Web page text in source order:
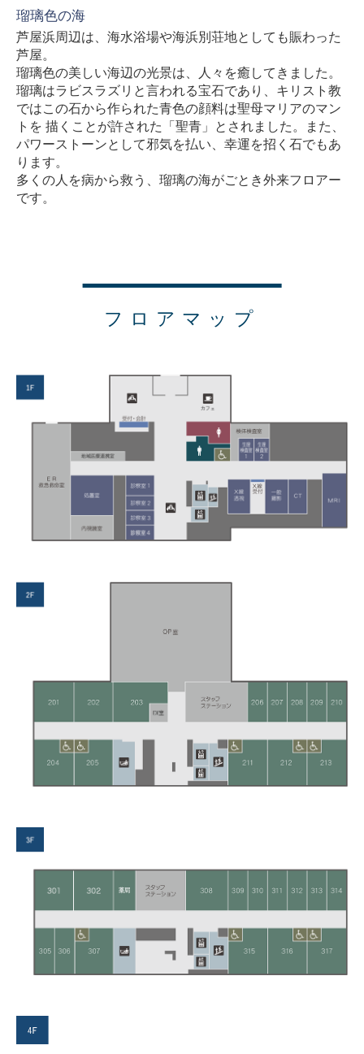
瑠璃色の海
芦屋浜周辺は、海水浴場や海浜別荘地としても賑わった
芦屋。
瑠璃色の美しい海辺の光景は、人々を癒してきました。
瑠璃はラビスラズリと言われる宝石であり、キリスト教
ではこの石から作られた青色の顔料は聖母マリアのマン
トを 描くことが許された「聖青」とされました。また、
パワーストーンとして邪気を払い、幸運を招く石でもあ
ります。
多くの人を病から救う、瑠璃の海がごとき外来フロアー
です。
フロアマップ